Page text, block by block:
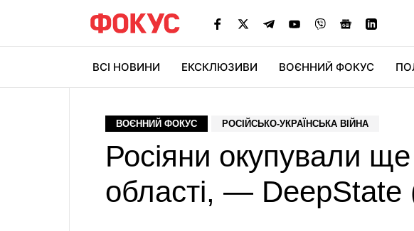
ВСІ НОВИНИ ЕКСКЛЮЗИВИ ВОЄННИЙ ФОКУС
ВОЄННИЙ ФОКУС РОСІЙСЬКО-УКРАЇНСЬКА ВІЙНА
Росіяни окупували
області, — DeepState